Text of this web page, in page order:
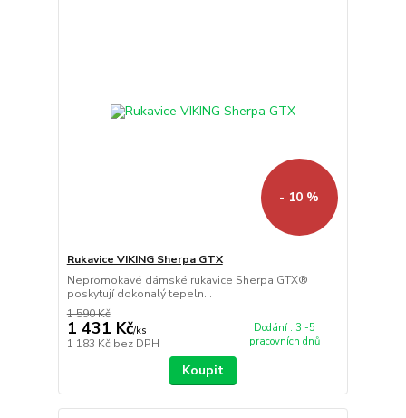
- 10 %
Rukavice VIKING Sherpa GTX
Nepromokavé dámské rukavice Sherpa GTX®
poskytují dokonalý tepeln...
1 590 Kč
1 431 Kč/ks
1 183 Kč bez DPH
Dodání : 3 -5
pracovních dnů
Koupit